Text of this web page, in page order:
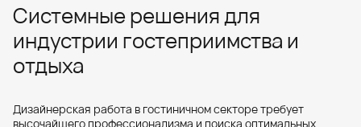
Системные решения для
индустрии гостеприимства и
отдыха
Дизайнерская работа в гостиничном секторе требует
высочайшего профессионализма и поиска оптимальных